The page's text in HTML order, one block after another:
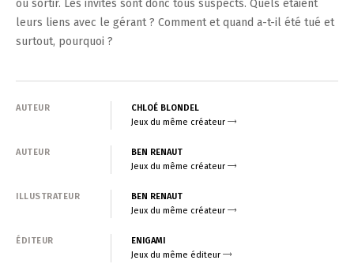
ou sortir. Les invités sont donc tous suspects. Quels étaient
leurs liens avec le gérant ? Comment et quand a-t-il été tué et
surtout, pourquoi ?
AUTEUR
CHLOÉ BLONDEL
Jeux du même créateur
AUTEUR
BEN RENAUT
Jeux du même créateur
ILLUSTRATEUR
BEN RENAUT
Jeux du même créateur
ÉDITEUR
ENIGAMI
Jeux du même éditeur